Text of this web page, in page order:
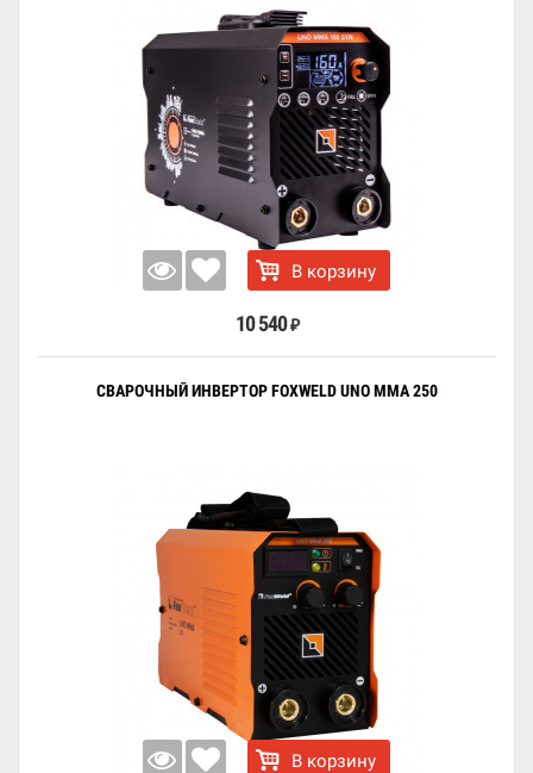
В корзину
10 540 ₽
СВАРОЧНЫЙ ИНВЕРТОР FOXWELD UNO MMA 250
В корзину